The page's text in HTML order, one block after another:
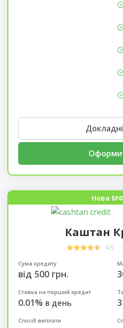
Нова
Каштан
4.5
Сума кредиту
від 500 грн.
Ставка на перший кредит
0.01% в день
Спосіб виплати